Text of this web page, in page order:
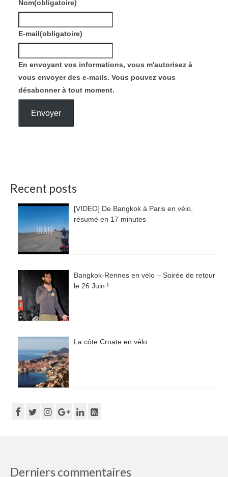
Nom(obligatoire)
E-mail(obligatoire)
En envoyant vos informations, vous m'autorisez à
vous envoyer des e-mails. Vous pouvez vous
désabonner à tout moment.
Envoyer
Recent posts
[VIDEO] De Bangkok à Paris en vélo,
résumé en 17 minutes
Bangkok-Rennes en vélo – Soirée de retour
le 26 Juin !
La côte Croate en vélo
Derniers commentaires